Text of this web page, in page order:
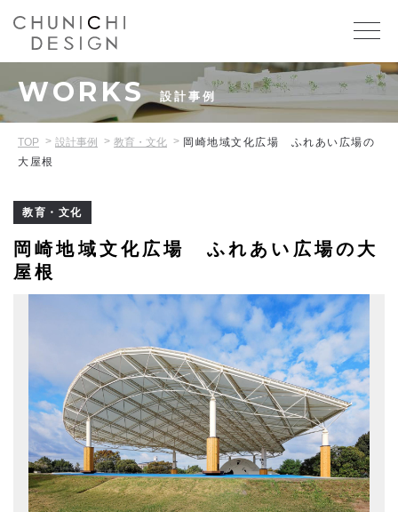
WORKS 設計事例
TOP 設計事例 教育・文化
岡崎地域文化広場 ふれあい広場の
大屋根
教育・文化
岡崎地域文化広場 ふれあい広場の大
屋根